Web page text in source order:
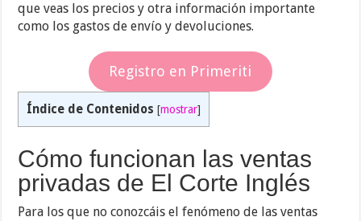
que veas los precios y otra información importante
como los gastos de envío y devoluciones.
Registro en Primeriti
Índice de Contenidos [mostrar]
Cómo funcionan las ventas
privadas de El Corte Inglés
Para los que no conozcáis el fenómeno de las ventas